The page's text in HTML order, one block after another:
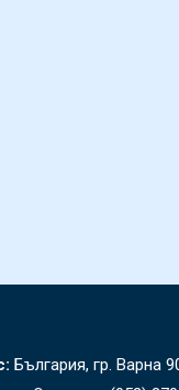
България, гр. Варна